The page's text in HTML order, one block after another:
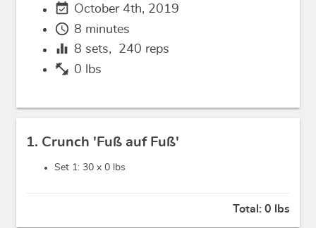
event_available October 4th, 2019
schedule 8 minutes
equalizer 8 sets, 240 reps
fitness_center 0 lbs
1. Crunch 'Fuß auf Fuß'
Set 1: 30 x 0 lbs
Total: 0 lbs